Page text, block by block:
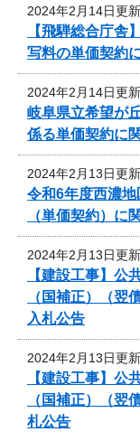
2024年2月14日更新
【飛騨総合庁舎
写料の単価契約
2024年2月14日更新
岐阜県立希望が
係る単価契約に
2024年2月13日更新
令和6年度西濃
（単価契約）に
2024年2月13日更新
【建設工事】公
（国補正）（翌
入札公告
2024年2月13日更新
【建設工事】公
（国補正）（翌
札公告